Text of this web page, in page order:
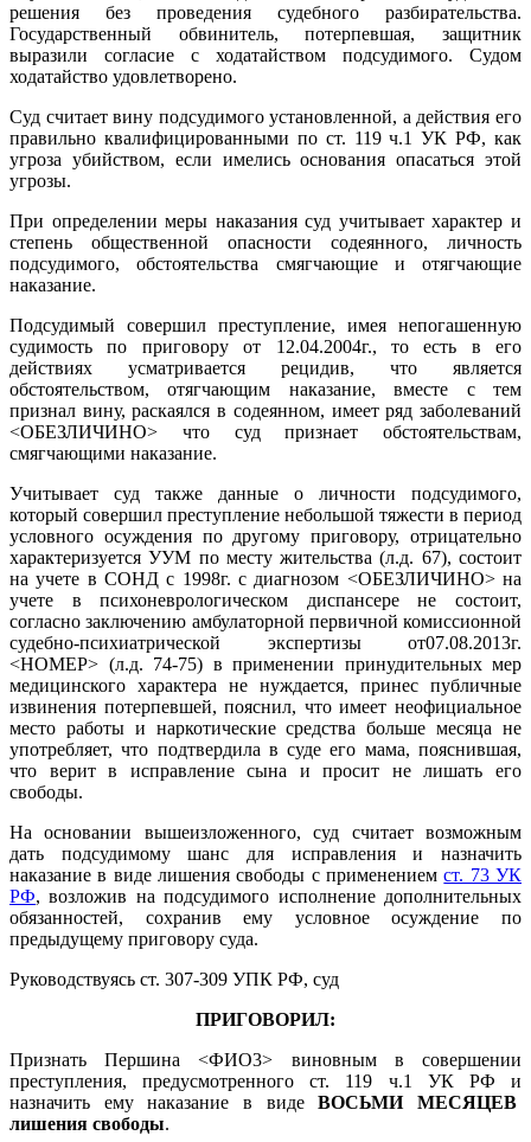
решения без проведения судебного разбирательства.
Государственный обвинитель, потерпевшая, защитник
выразили согласие с ходатайством подсудимого. Судом
ходатайство удовлетворено.
Суд считает вину подсудимого установленной, а действия его
правильно квалифицированными по ст. 119 ч.1 УК РФ, как
угроза убийством, если имелись основания опасаться этой
угрозы.
При определении меры наказания суд учитывает характер и
степень общественной опасности содеянного, личность
подсудимого, обстоятельства смягчающие и отягчающие
наказание.
Подсудимый совершил преступление, имея непогашенную
судимость по приговору от 12.04.2004г., то есть в его
действиях усматривается рецидив, что является
обстоятельством, отягчающим наказание, вместе с тем
признал вину, раскаялся в содеянном, имеет ряд заболеваний
<ОБЕЗЛИЧИНО> что суд признает обстоятельствам,
смягчающими наказание.
Учитывает суд также данные о личности подсудимого,
который совершил преступление небольшой тяжести в период
условного осуждения по другому приговору, отрицательно
характеризуется УУМ по месту жительства (л.д. 67), состоит
на учете в СОНД с 1998г. с диагнозом <ОБЕЗЛИЧИНО> на
учете в психоневрологическом диспансере не состоит,
согласно заключению амбулаторной первичной комиссионной
судебно-психиатрической экспертизы от07.08.2013г.
<НОМЕР> (л.д. 74-75) в применении принудительных мер
медицинского характера не нуждается, принес публичные
извинения потерпевшей, пояснил, что имеет неофициальное
место работы и наркотические средства больше месяца не
употребляет, что подтвердила в суде его мама, пояснившая,
что верит в исправление сына и просит не лишать его
свободы.
На основании вышеизложенного, суд считает возможным
дать подсудимому шанс для исправления и назначить
наказание в виде лишения свободы с применениемст. 73 УК
РФ, возложив на подсудимого исполнение дополнительных
обязанностей, сохранив ему условное осуждение по
предыдущему приговору суда.
Руководствуясь ст. 307-309 УПК РФ, суд
ПРИГОВОРИЛ:
Признать Першина <ФИО3> виновным в совершении
преступления, предусмотренного ст. 119 ч.1 УК РФ и
назначить ему наказание в видеВОСЬМИ МЕСЯЦЕВ
лишения свободы.